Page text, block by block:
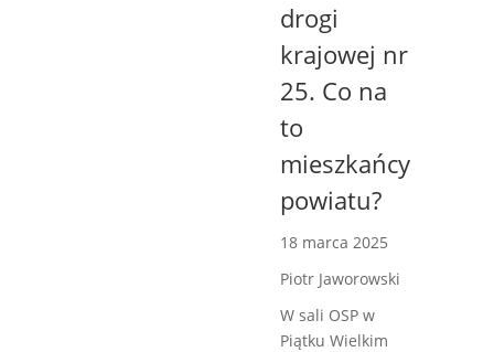
drogi
krajowej nr
25. Co na
to
mieszkańcy
powiatu?
18 marca 2025
Piotr Jaworowski
W sali OSP w
Piątku Wielkim